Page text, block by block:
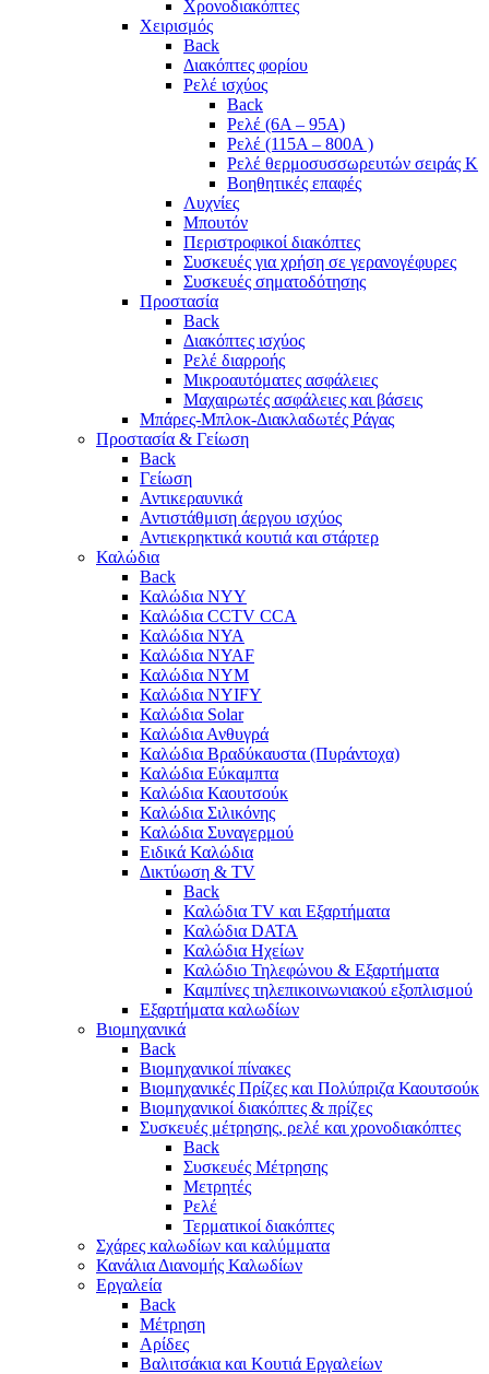
Χρονοδιακόπτες
Χειρισμός
Back
Διακόπτες φορίου
Ρελέ ισχύος
Back
Ρελέ (6A – 95A)
Ρελέ (115A – 800A )
Ρελέ θερμοσυσσωρευτών σειράς Κ
Βοηθητικές επαφές
Λυχνίες
Μπουτόν
Περιστροφικοί διακόπτες
Συσκευές για χρήση σε γερανογέφυρες
Συσκευές σηματοδότησης
Προστασία
Back
Διακόπτες ισχύος
Ρελέ διαρροής
Μικροαυτόματες ασφάλειες
Μαχαιρωτές ασφάλειες και βάσεις
Μπάρες-Μπλοκ-Διακλαδωτές Ράγας
Προστασία & Γείωση
Back
Γείωση
Αντικεραυνικά
Αντιστάθμιση άεργου ισχύος
Αντιεκρηκτικά κουτιά και στάρτερ
Καλώδια
Back
Καλώδια NYY
Καλώδια CCTV CCA
Καλώδια NYA
Καλώδια NYAF
Καλώδια NYΜ
Καλώδια ΝΥΙFY
Καλώδια Solar
Καλώδια Ανθυγρά
Καλώδια Βραδύκαυστα (Πυράντοχα)
Καλώδια Εύκαμπτα
Καλώδια Καουτσούκ
Καλώδια Σιλικόνης
Καλώδια Συναγερμού
Ειδικά Καλώδια
Δικτύωση & TV
Back
Καλώδια TV και Εξαρτήματα
Καλώδια DATA
Καλώδια Ηχείων
Καλώδιο Τηλεφώνου & Εξαρτήματα
Καμπίνες τηλεπικοινωνιακού εξοπλισμού
Eξαρτήματα καλωδίων
Βιομηχανικά
Back
Βιομηχανικοί πίνακες
Βιομηχανικές Πρίζες και Πολύπριζα Καουτσούκ
Βιομηχανικοί διακόπτες & πρίζες
Συσκευές μέτρησης, ρελέ και χρονοδιακόπτες
Back
Συσκευές Μέτρησης
Μετρητές
Ρελέ
Τερματικοί διακόπτες
Σχάρες καλωδίων και καλύμματα
Κανάλια Διανομής Καλωδίων
Εργαλεία
Back
Μέτρηση
Αρίδες
Βαλιτσάκια και Κουτιά Εργαλείων